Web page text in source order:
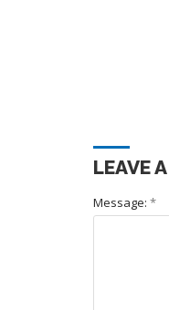
LEAVE
Message: *